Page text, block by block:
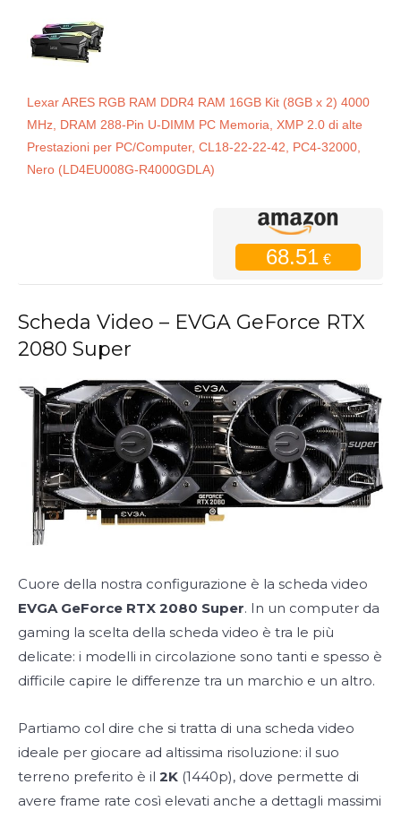
Lexar ARES RGB RAM DDR4 RAM 16GB Kit (8GB x 2) 4000
MHz, DRAM 288-Pin U-DIMM PC Memoria, XMP 2.0 di alte
Prestazioni per PC/Computer, CL18-22-22-42, PC4-32000,
Nero (LD4EU008G-R4000GDLA)
68.51 €
Scheda Video – EVGA GeForce RTX
2080 Super
Cuore della nostra configurazione è la scheda video
EVGA GeForce RTX 2080 Super. In un computer da
gaming la scelta della scheda video è tra le più
delicate: i modelli in circolazione sono tanti e spesso è
difficile capire le differenze tra un marchio e un altro.
Partiamo col dire che si tratta di una scheda video
ideale per giocare ad altissima risoluzione: il suo
terreno preferito è il 2K (1440p), dove permette di
avere frame rate così elevati anche a dettagli massimi